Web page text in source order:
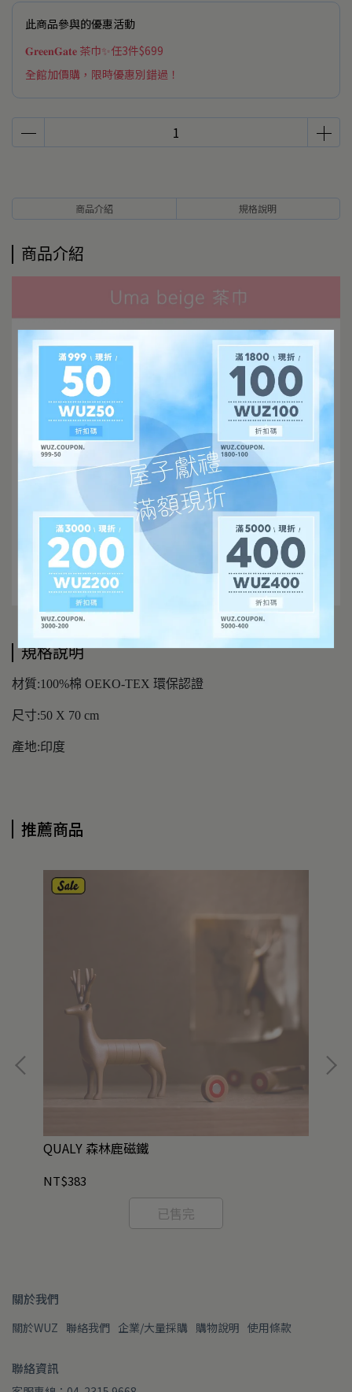
此商品參與的優惠活動
𝐆𝐫𝐞𝐞𝐧𝐆𝐚𝐭𝐞 茶巾✨任3件$699
全館加價購，限時優惠別錯過！
商品介紹 規格說明
商品介紹
規格說明
材質:100%棉 OEKO-TEX 環保認證
尺寸:50 X 70 cm
產地:印度
推薦商品
QUALY 森林鹿磁鐵
NT$383
已售完
關於我們
關於WUZ 聯絡我們 企業/大量採購 購物說明 使用條款
聯絡資訊